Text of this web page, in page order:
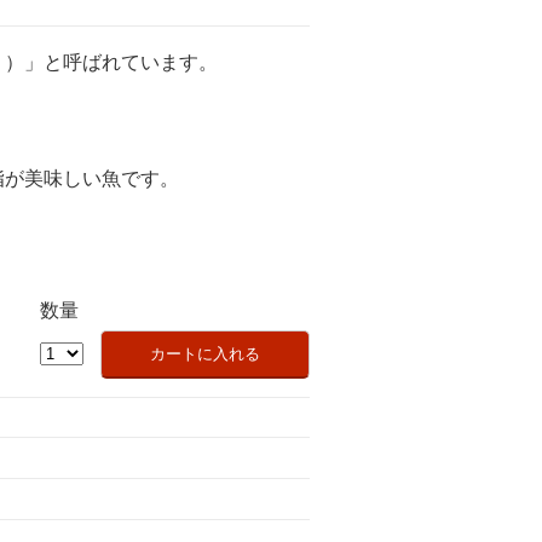
」と呼ばれています。
美味しい魚です。
数量